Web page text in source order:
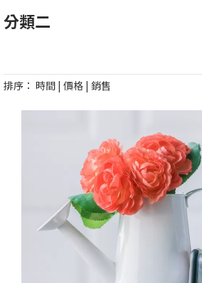
分類二
排序： 時間 | 價格 | 銷售